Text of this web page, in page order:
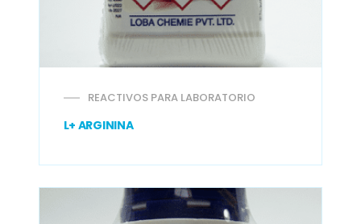
REACTIVOS PARA LABORATORIO
L+ ARGININA